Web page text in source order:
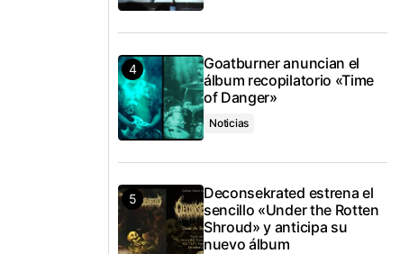
Goatburner anuncian el
álbum recopilatorio «Time
of Danger»
Noticias
Deconsekrated estrena el
sencillo «Under the Rotten
Shroud» y anticipa su
nuevo álbum